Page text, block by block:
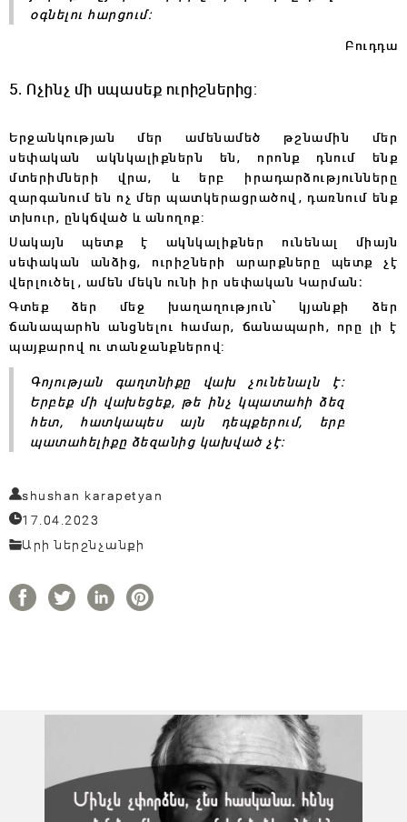
օգնելու հարցում:
Բուդդա
5. Ոչինչ մի սպասեք ուրիշներից:
Երջանկության մեր ամենամեծ թշնամին մեր
սեփական ակնկալիքներն են, որոնք դնում ենք
մտերիմների վրա, և երբ իրադարձությունները
զարգանում են ոչ մեր պատկերացրածով, դառնում ենք
տխուր, ընկճված և անողոք:
Սակայն պետք է ակնկալիքներ ունենալ միայն
սեփական անձից, ուրիշների արարքները պետք չէ
վերլուծել, ամեն մեկն ունի իր սեփական Կարման։
Գտեք ձեր մեջ խաղաղություն՝ կյանքի ձեր
ճանապարհն անցնելու համար, ճանապարհ, որը լի է
պայքարով ու տանջանքներով:
Գոյության գաղտնիքը վախ չունենալն է։
Երբեք մի վախեցեք, թե ինչ կպատահի ձեզ
հետ, հատկապես այն դեպքերում, երբ
պատահելիքը ձեզանից կախված չէ:
shushan karapetyan
17.04.2023
Արի ներշնչանքի